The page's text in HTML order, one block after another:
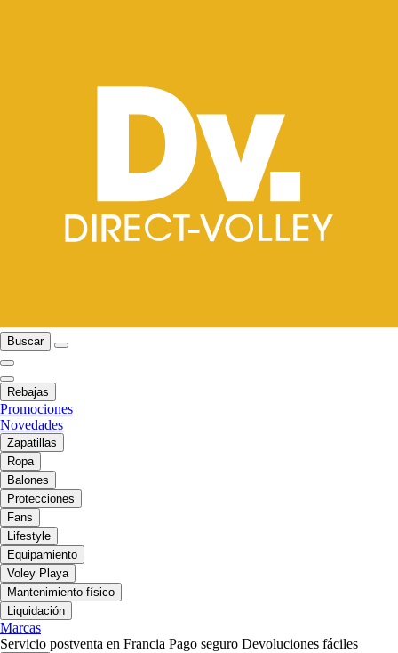
Buscar
Rebajas
Promociones
Novedades
Zapatillas
Ropa
Balones
Protecciones
Fans
Lifestyle
Equipamiento
Voley Playa
Mantenimiento físico
Liquidación
Marcas
Servicio postventa en Francia Pago seguro Devoluciones fáciles